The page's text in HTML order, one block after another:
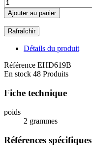
Ajouter au panier
Détails du produit
Référence EHD619B
En stock 48 Produits
Fiche technique
poids
2 grammes
Références spécifiques